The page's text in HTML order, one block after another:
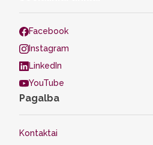
Facebook
Instagram
LinkedIn
YouTube
Pagalba
Kontaktai